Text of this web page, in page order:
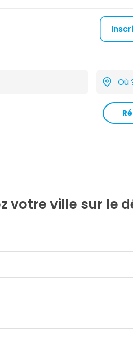
votre ville sur le